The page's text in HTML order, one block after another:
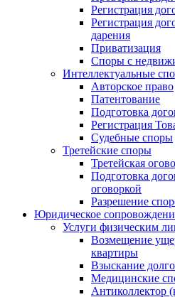
Регистрация
Регистрация
дарения
Приватизация
Cпоры с
Интеллектуальные
Авторское право
Патентование
Подготовка
Регистрация
Судебные споры
Третейские споры
Третейская
Подготовка
оговоркой
Разрешение
Юридическое
Услуги физическим
Возмещение
квартиры
Взыскание
Медицинские
Антиколлектор